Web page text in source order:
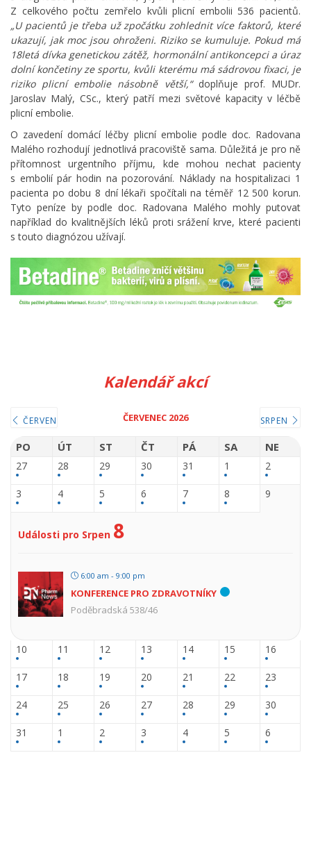
Z celkového počtu zemřelo kvůli plicní embolii 536 pacientů.
„U pacientů je třeba už zpočátku zohlednit více faktorů, které
ukazují, jak moc jsou ohroženi. Riziko se kumuluje. Pokud má
18letá dívka genetickou zátěž, hormonální antikoncepci a úraz
dolní končetiny ze sportu, kvůli kterému má sádrovou fixaci, je
riziko plicní embolie násobně větší,“doplňuje prof. MUDr.
Jaroslav Malý, CSc., který patří mezi světové kapacity v léčbě
plicní embolie.
O zavedení domácí léčby plicní embolie podle doc. Radovana
Malého rozhodují jednotlivá pracoviště sama. Důležitá je pro ně
přítomnost urgentního příjmu, kde mohou nechat pacienty
s embolií pár hodin na pozorování. Náklady na hospitalizaci 1
pacienta po dobu 8 dní lékaři spočítali na téměř 12 500 korun.
Tyto peníze by podle doc. Radovana Malého mohly putovat
například do kvalitnějších léků proti srážení krve, které pacienti
s touto diagnózou užívají.
Kalendář akcí
ČERVEN ČERVENEC 2026 SRPEN
PO ÚT ST ČT PÁ SA NE
27 28 29 30 31 1 2
3 4 5 6 7 8 9
Události pro Srpen 8
6:00 am - 9:00 pm
KONFERENCE PRO ZDRAVOTNÍKY
Poděbradská 538/46
10 11 12 13 14 15 16
17 18 19 20 21 22 23
24 25 26 27 28 29 30
31 1 2 3 4 5 6